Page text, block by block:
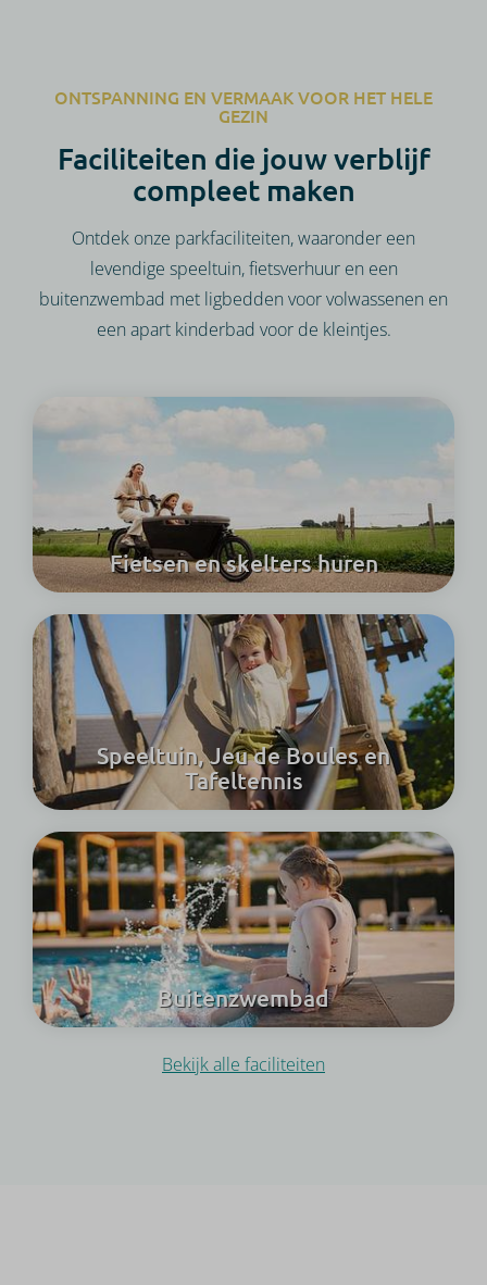
ONTSPANNING EN VERMAAK VOOR HET HELE
GEZIN
Faciliteiten die jouw verblijf
compleet maken
Ontdek onze parkfaciliteiten, waaronder een
levendige speeltuin, fietsverhuur en een
buitenzwembad met ligbedden voor volwassenen en
een apart kinderbad voor de kleintjes.
Fietsen en skelters huren
Speeltuin, Jeu de Boules en
Tafeltennis
Buitenzwembad
Bekijk alle faciliteiten